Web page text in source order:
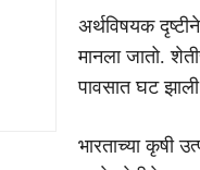
अर्थविषयक
मानला जातो.
पावसात घट
भारताच्या कृषी